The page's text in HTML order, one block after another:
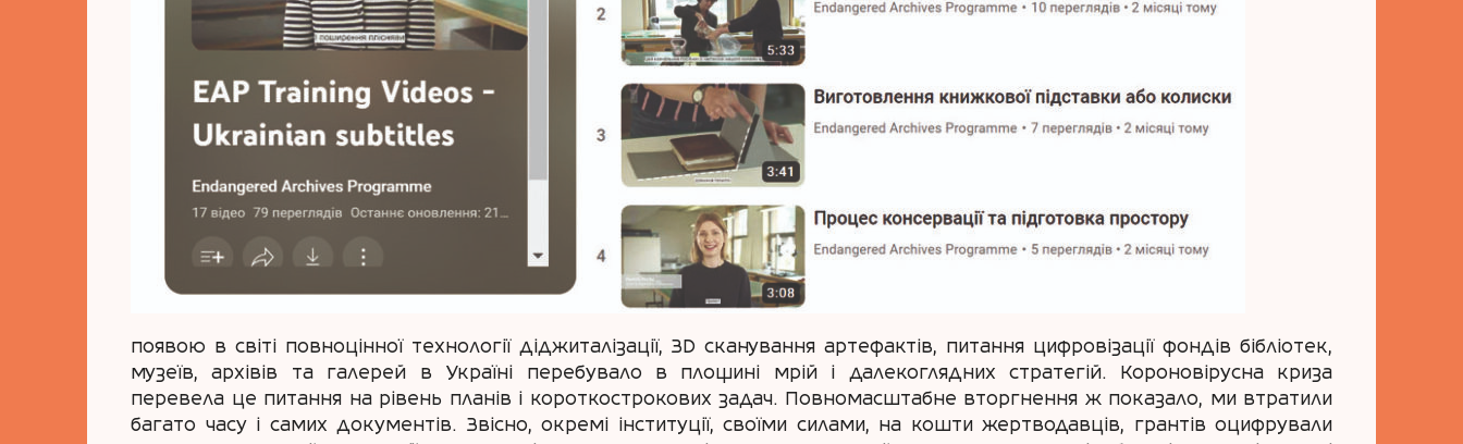
появою в світі повноцінної технології діджиталізації, ЗD сканування артефактів, питання цифровізації фондів бібліотек,
музеїв, архівів та галерей в Україні перебувало в площині мрій і далекоглядних стратегій. Короновірусна криза
перевела це питання на рівень планів і короткострокових задач. Повномасштабне вторгнення ж показало, ми втратили
багато часу і самих документів. Звісно, окремі інституції, своїми силами, на кошти жертводавців, грантів оцифрували